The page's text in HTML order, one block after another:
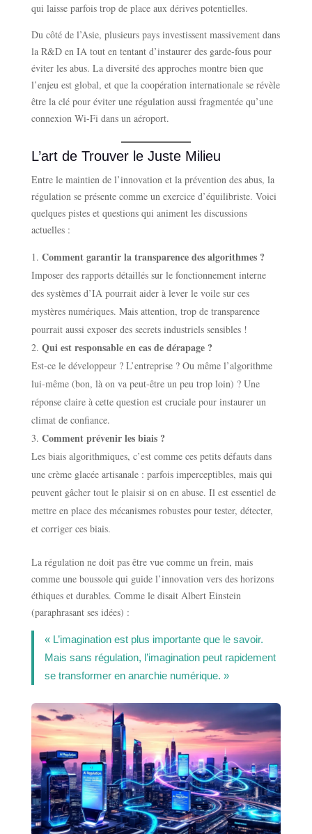
qui laisse parfois trop de place aux dérives potentielles.
Du côté de l’Asie, plusieurs pays investissent massivement dans
la R&D en IA tout en tentant d’instaurer des garde-fous pour
éviter les abus. La diversité des approches montre bien que
l’enjeu est global, et que la coopération internationale se révèle
être la clé pour éviter une régulation aussi fragmentée qu’une
connexion Wi-Fi dans un aéroport.
L’art de Trouver le Juste Milieu
Entre le maintien de l’innovation et la prévention des abus, la
régulation se présente comme un exercice d’équilibriste. Voici
quelques pistes et questions qui animent les discussions
actuelles :
Comment garantir la transparence des algorithmes ?
Imposer des rapports détaillés sur le fonctionnement interne
des systèmes d’IA pourrait aider à lever le voile sur ces
mystères numériques. Mais attention, trop de transparence
pourrait aussi exposer des secrets industriels sensibles !
Qui est responsable en cas de dérapage ?
Est-ce le développeur ? L’entreprise ? Ou même l’algorithme
lui-même (bon, là on va peut-être un peu trop loin) ? Une
réponse claire à cette question est cruciale pour instaurer un
climat de confiance.
Comment prévenir les biais ?
Les biais algorithmiques, c’est comme ces petits défauts dans
une crème glacée artisanale : parfois imperceptibles, mais qui
peuvent gâcher tout le plaisir si on en abuse. Il est essentiel de
mettre en place des mécanismes robustes pour tester, détecter,
et corriger ces biais.
La régulation ne doit pas être vue comme un frein, mais
comme une boussole qui guide l’innovation vers des horizons
éthiques et durables. Comme le disait Albert Einstein
(paraphrasant ses idées) :
« L’imagination est plus importante que le savoir.
Mais sans régulation, l’imagination peut rapidement
se transformer en anarchie numérique. »